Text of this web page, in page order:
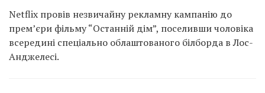
Netflix провів незвичайну рекламну кампанію до
прем’єри фільму “Останній дім”, поселивши чоловіка
всередині спеціально облаштованого білборда в Лос-
Анджелесі.